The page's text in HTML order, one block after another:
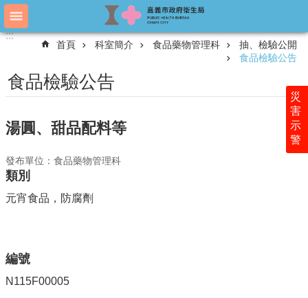
跳到主要內容區塊
進
認
衛
生
局
介
附
:::
災
害
示
警
:::
首頁 科室簡介 食品藥物管理科
抽、檢驗公開
食品檢驗公告
食品檢驗公告
湯圓、甜品配料等
發布單位：食品藥物管理科
類別
元宵食品，防腐劑
編號
N115F00005